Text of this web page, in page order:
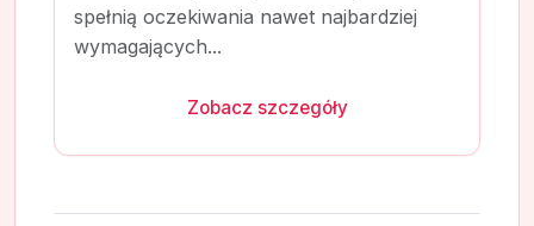
spełnią oczekiwania nawet najbardziej
wymagających...
Zobacz szczegóły